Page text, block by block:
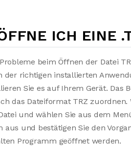
ICH EINE
beim Öffnen der Datei
der richtigen installierten
Sie es auf Ihrem Gerät. Das
das Dateiformat TRZ
und wählen Sie aus dem
aus und bestätigen Sie den
Programm geöffnet werden.